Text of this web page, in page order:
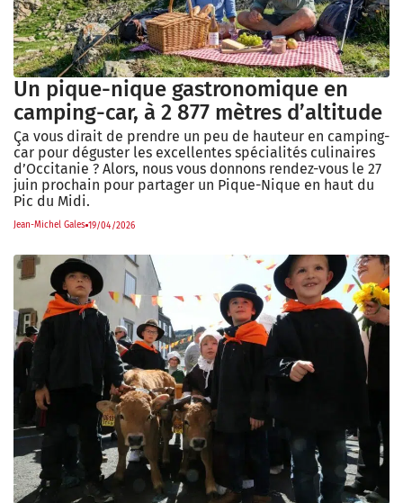
Un pique-nique gastronomique en
camping-car, à 2 877 mètres d’altitude
Ça vous dirait de prendre un peu de hauteur en camping-
car pour déguster les excellentes spécialités culinaires
d’Occitanie ? Alors, nous vous donnons rendez-vous le 27
juin prochain pour partager un Pique-Nique en haut du
Pic du Midi.
Jean-Michel Gales 19/04/2026